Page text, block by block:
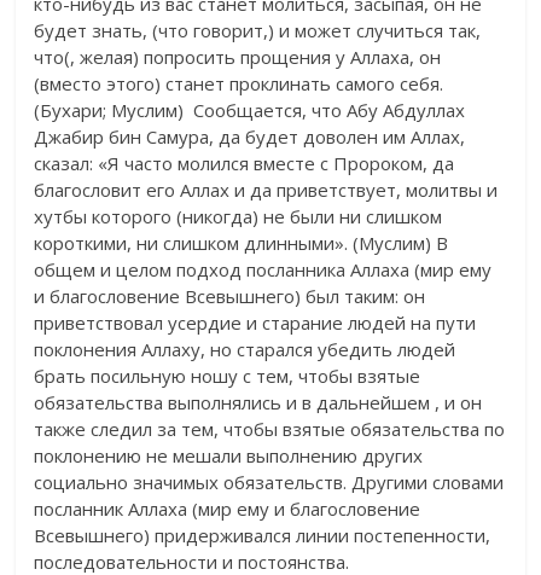
будет знать, (что говорит,) и может случиться так,
что(, желая) попросить прощения у Аллаха, он
(вместо этого) станет проклинать самого себя.
(Бухари; Муслим) Сообщается, что Абу Абдуллах
Джабир бин Самура, да будет доволен им Аллах,
сказал: «Я часто молился вместе с Пророком, да
благословит его Аллах и да приветствует, молитвы и
хутбы которого (никогда) не были ни слишком
короткими, ни слишком длинными». (Муслим) В
общем и целом подход посланника Аллаха (мир ему
и благословение Всевышнего) был таким: он
приветствовал усердие и старание людей на пути
поклонения Аллаху, но старался убедить людей
брать посильную ношу с тем, чтобы взятые
обязательства выполнялись и в дальнейшем , и он
также следил за тем, чтобы взятые обязательства по
поклонению не мешали выполнению других
социально значимых обязательств. Другими словами
посланник Аллаха (мир ему и благословение
Всевышнего) придерживался линии постепенности,
последовательности и постоянства.